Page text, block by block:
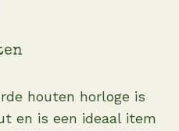
houten horloge is
en is een ideaal item